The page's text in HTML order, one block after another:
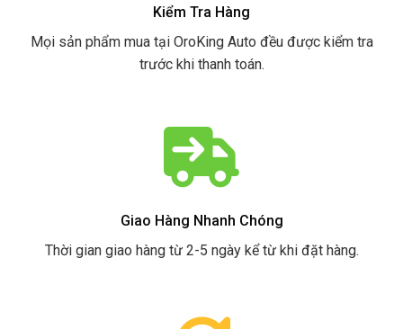
Kiểm Tra Hàng
Mọi sản phẩm mua tại OroKing Auto đều được kiểm tra
trước khi thanh toán.
Giao Hàng Nhanh Chóng
Thời gian giao hàng từ 2-5 ngày kể từ khi đặt hàng.